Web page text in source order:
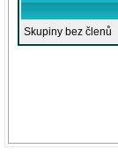
Skupiny bez členů